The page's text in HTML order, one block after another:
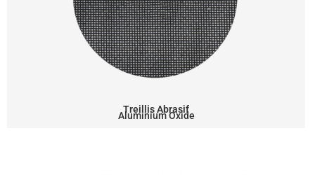
Treillis Abrasif
Aluminium Oxide